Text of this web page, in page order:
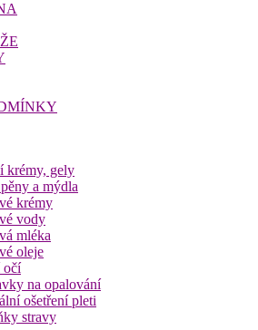
krémy, gely
a mýdla
krémy
vody
mléka
oleje
očí
na opalování
ošetření pleti
stravy